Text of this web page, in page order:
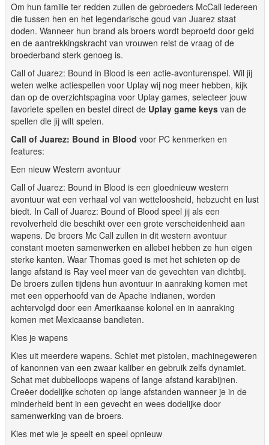
Om hun familie ter redden zullen de gebroeders McCall iedereen
die tussen hen en het legendarische goud van Juarez staat
doden. Wanneer hun brand als broers wordt beproefd door geld
en de aantrekkingskracht van vrouwen reist de vraag of de
broederband sterk genoeg is.
Call of Juarez: Bound in Blood is een actie-avonturenspel. Wil jij
weten welke actiespellen voor Uplay wij nog meer hebben, kijk
dan op de overzichtspagina voor Uplay games, selecteer jouw
favoriete spellen en bestel direct de Uplay game keys van de
spellen die jij wilt spelen.
Call of Juarez: Bound in Blood voor PC kenmerken en
features:
Een nieuw Western avontuur
Call of Juarez: Bound in Blood is een gloednieuw western
avontuur wat een verhaal vol van wetteloosheid, hebzucht en lust
biedt. In Call of Juarez: Bound of Blood speel jij als een
revolverheld die beschikt over een grote verscheidenheid aan
wapens. De broers Mc Call zullen in dit western avontuur
constant moeten samenwerken en allebei hebben ze hun eigen
sterke kanten. Waar Thomas goed is met het schieten op de
lange afstand is Ray veel meer van de gevechten van dichtbij.
De broers zullen tijdens hun avontuur in aanraking komen met
met een opperhoofd van de Apache indianen, worden
achtervolgd door een Amerikaanse kolonel en in aanraking
komen met Mexicaanse bandieten.
Kies je wapens
Kies uit meerdere wapens. Schiet met pistolen, machinegeweren
of kanonnen van een zwaar kaliber en gebruik zelfs dynamiet.
Schat met dubbelloops wapens of lange afstand karabijnen.
Creëer dodelijke schoten op lange afstanden wanneer je in de
minderheid bent in een gevecht en wees dodelijke door
samenwerking van de broers.
Kies met wie je speelt en speel opnieuw